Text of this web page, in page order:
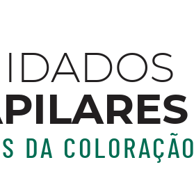
DA COLORAÇÃO